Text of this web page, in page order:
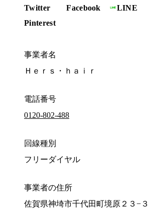
Twitter Facebook LINE
Pinterest
事業者名
Ｈｅｒｓ・ｈａｉｒ
電話番号
0120-802-488
回線種別
フリーダイヤル
事業者の住所
佐賀県神埼市千代田町境原２３−３